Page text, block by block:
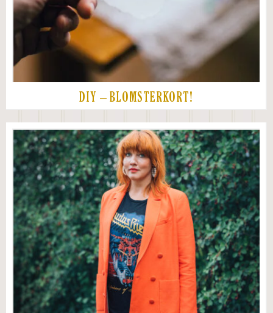
DIY – BLOMSTERKORT!